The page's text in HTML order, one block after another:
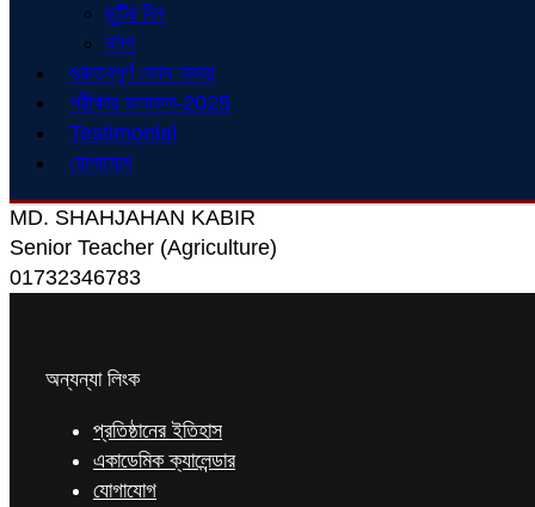
ছুটির দিন
ব্লগ
গুরুত্বপূর্ণ ফোন নম্বর
পরীক্ষার ফলাফল-2025
Testimonial
যোগাযোগ
MD. SHAHJAHAN KABIR
Senior Teacher (Agriculture)
01732346783
অন্যন্যা লিংক
প্রতিষ্ঠানের ইতিহাস
একাডেমিক ক্যালেন্ডার
যোগাযোগ